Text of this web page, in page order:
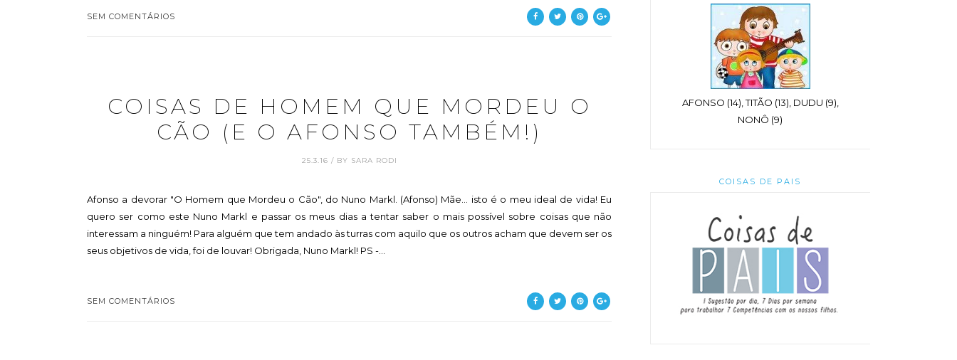
SEM COMENTÁRIOS
COISAS DE HOMEM QUE MORDEU O
CÃO (E O AFONSO TAMBÉM!)
25.3.16 / BY SARA RODI
Afonso a devorar "O Homem que Mordeu o Cão", do Nuno Markl. (Afonso) Mãe... isto é o meu ideal de vida! Eu
quero ser como este Nuno Markl e passar os meus dias a tentar saber o mais possível sobre coisas que não
interessam a ninguém! Para alguém que tem andado às turras com aquilo que os outros acham que devem ser os
seus objetivos de vida, foi de louvar! Obrigada, Nuno Markl! PS -...
SEM COMENTÁRIOS
AFONSO (14), TITÃO (13), DUDU (9),
NONÔ (9)
COISAS DE PAIS